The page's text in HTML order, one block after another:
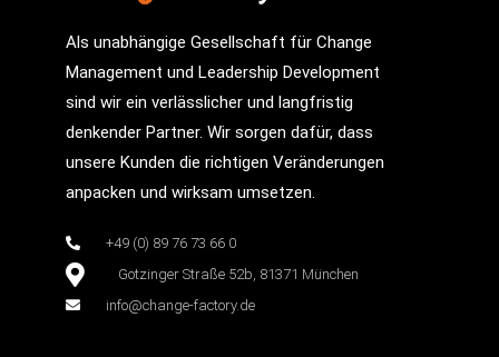
Als unabhängige Gesellschaft für Change
Management und Leadership Development
sind wir ein verlässlicher und langfristig
denkender Partner. Wir sorgen dafür, dass
unsere Kunden die richtigen Veränderungen
anpacken und wirksam umsetzen.
+49 (0) 89 76 73 66 0
Gotzinger Straße 52b, 81371 München
info@change-factory.de